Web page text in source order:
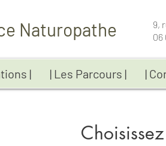
Naturopathe
9,
06
| | Les Parcours | |